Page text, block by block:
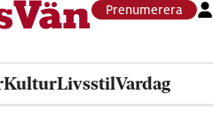
Prenumerera
KulturLivsstilVardag